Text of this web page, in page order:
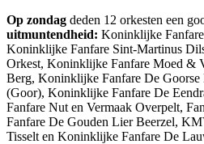
Op zondag deden 12 orkesten een
uitmuntendheid: Koninklijke
Koninklijke Fanfare Sint-Martinus
Orkest, Koninklijke Fanfare Moed &
Berg, Koninklijke Fanfare De Goorse
(Goor), Koninklijke Fanfare De
Fanfare Nut en Vermaak Overpelt,
Fanfare De Gouden Lier Beerzel,
Tisselt en Koninklijke Fanfare De